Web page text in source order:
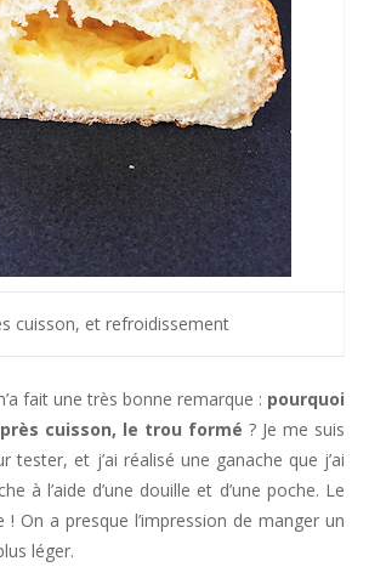
cuisson, et refroidissement
fait une très bonne remarque : pourquoi
cuisson, le trou formé ? Je me suis
tester, et j’ai réalisé une ganache que j’ai
à l’aide d’une douille et d’une poche. Le
On a presque l’impression de manger un
léger.